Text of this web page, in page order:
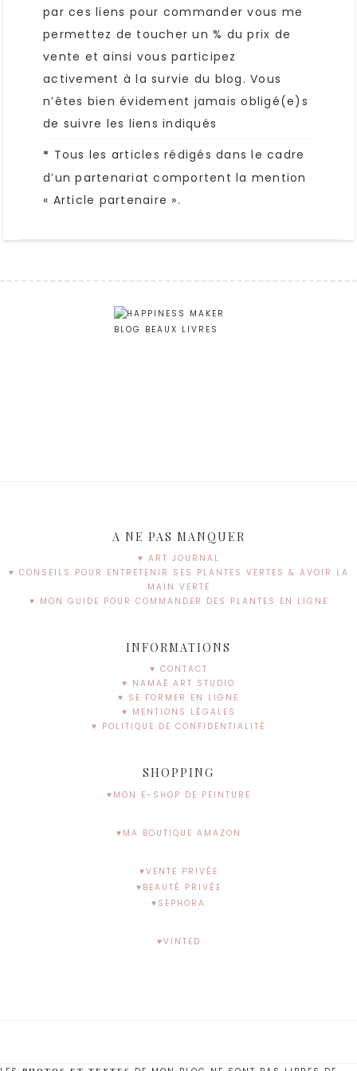
par ces liens pour commander vous me
permettez de toucher un % du prix de
vente et ainsi vous participez
activement à la survie du blog. Vous
n’êtes bien évidement jamais obligé(e)s
de suivre les liens indiqués
* Tous les articles rédigés dans le cadre
d’un partenariat comportent la mention
« Article partenaire ».
A NE PAS MANQUER
♥ ART JOURNAL
♥ CONSEILS POUR ENTRETENIR SES PLANTES VERTES & AVOIR LA
MAIN VERTE
♥ MON GUIDE POUR COMMANDER DES PLANTES EN LIGNE
INFORMATIONS
♥ CONTACT
♥ NAMAË ART STUDIO
♥ SE FORMER EN LIGNE
♥ MENTIONS LÉGALES
♥ POLITIQUE DE CONFIDENTIALITÉ
SHOPPING
♥MON E-SHOP DE PEINTURE
♥MA BOUTIQUE AMAZON
♥VENTE PRIVÉE
♥BEAUTÉ PRIVÉE
♥SEPHORA
♥VINTED